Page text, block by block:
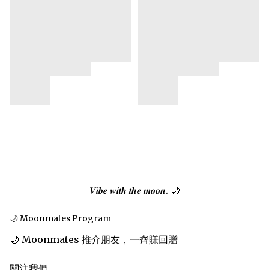
𝑽𝒊𝒃𝒆 𝒘𝒊𝒕𝒉 𝒕𝒉𝒆 𝒎𝒐𝒐𝒏. 🌙
🌙 Moonmates Program
🌙 Moonmates 推介朋友，一齊賺回贈